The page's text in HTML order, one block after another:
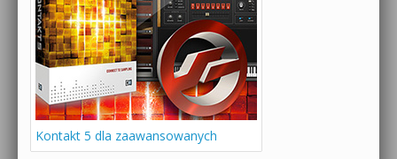
Kontakt 5 dla zaawansowanych